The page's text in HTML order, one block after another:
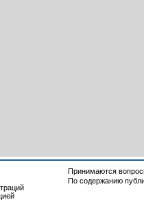
Принимаются
По содержанию